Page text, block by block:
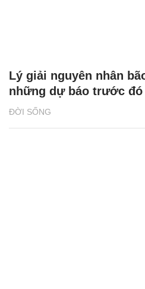
ĐỜI SỐNG
Lý giải nguyên nhân
những dự báo trước đó